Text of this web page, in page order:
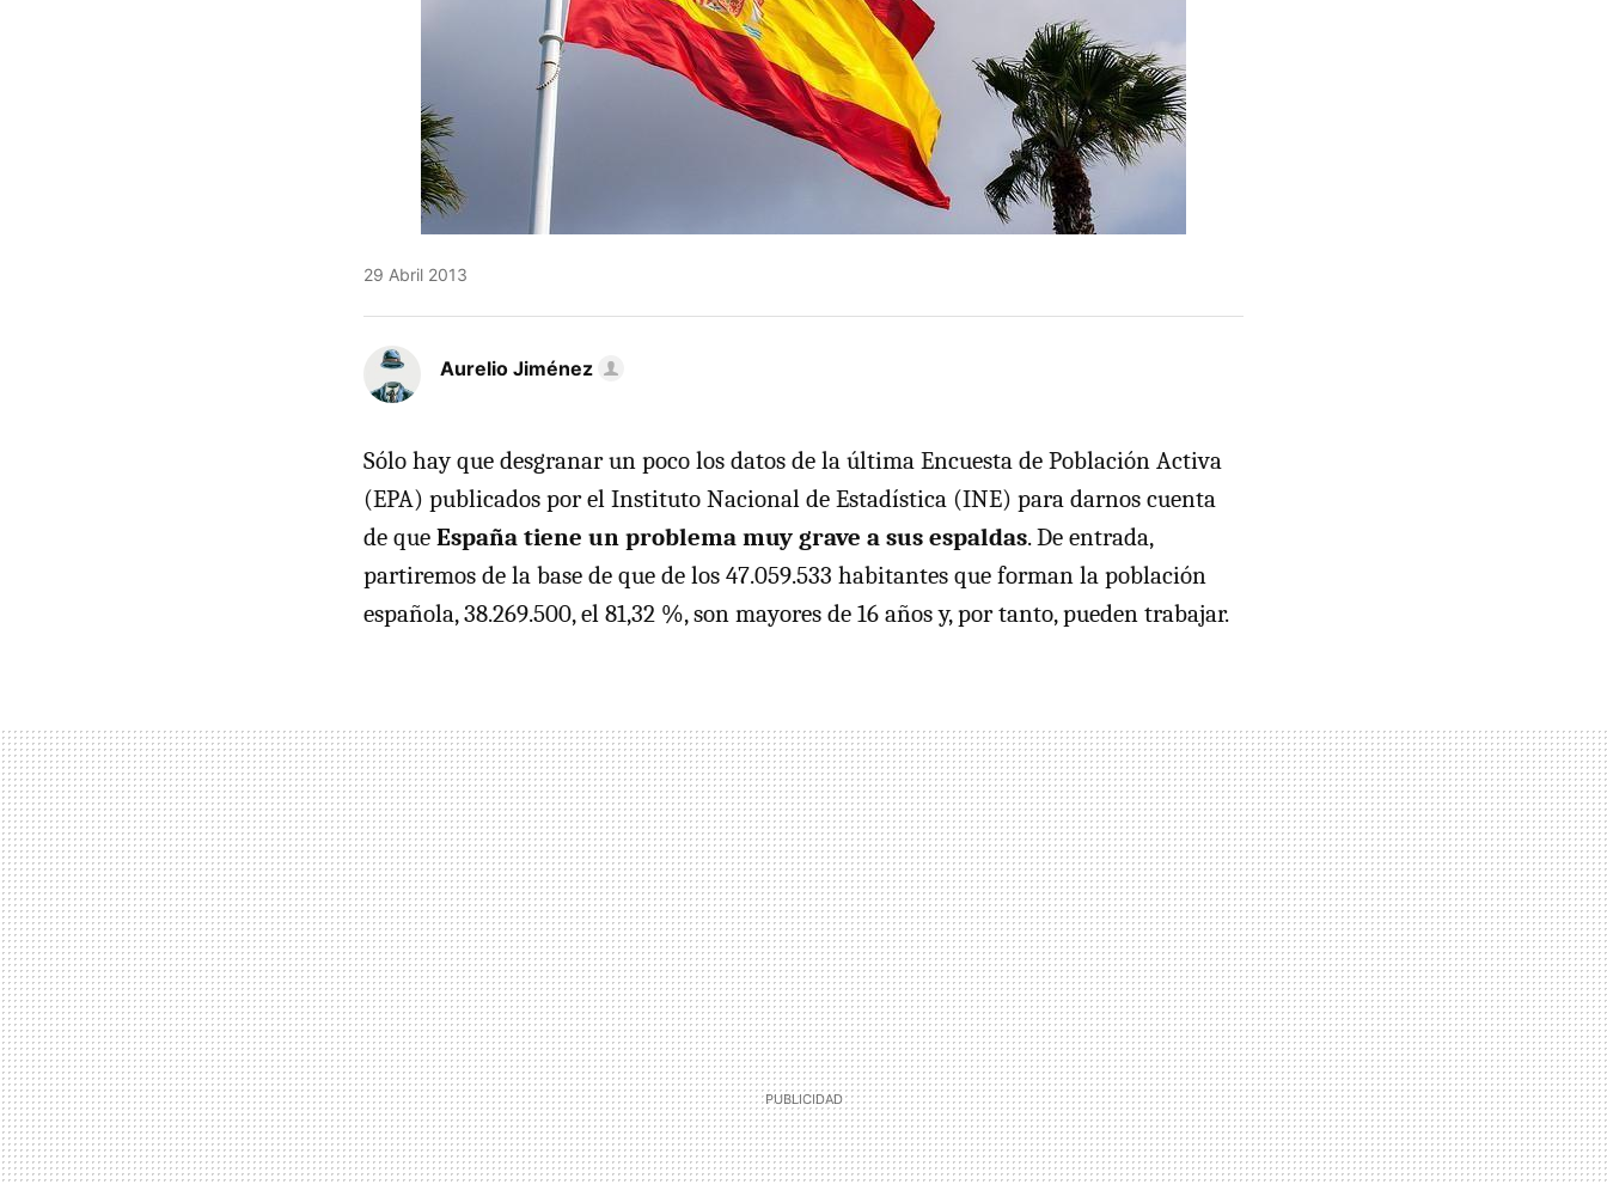
29 Abril 2013
Aurelio Jiménez
Sólo hay que desgranar un poco los datos de la última Encuesta de Población Activa
(EPA) publicados por el Instituto Nacional de Estadística (INE) para darnos cuenta
de que España tiene un problema muy grave a sus espaldas. De entrada,
partiremos de la base de que de los 47.059.533 habitantes que forman la población
española, 38.269.500, el 81,32 %, son mayores de 16 años y, por tanto, pueden trabajar.